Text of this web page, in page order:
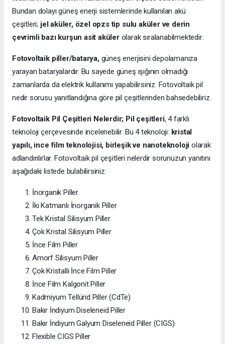
Bundan dolayı güneş enerji sistemlerinde kullanılan akü
çeşitleri; jel aküler, özel opzs tip sulu aküler ve derin
çevrimli bazı kurşun asit akülerolarak sıralanabilmektedir.
Fotovoltaik piller/batarya,güneş enerjisini depolamanıza
yarayan bataryalardır. Bu sayede güneş ışığının olmadığı
zamanlarda da elektrik kullanımı yapabilirsiniz. Fotovoltaik pil
nedir sorusu yanıtlandığına göre pil çeşitlerinden bahsedebiliriz.
Fotovoltaik Pil Çeşitleri Nelerdir; Pil çeşitleri, 4 farklı
teknoloji çerçevesinde incelenebilir. Bu 4 teknoloji: kristal
yapılı, ince film teknolojisi, birleşik ve nanoteknoloji olarak
adlandırılırlar. Fotovoltaik pil çeşitleri nelerdir sorunuzun yanıtını
aşağıdaki listede bulabilirsiniz.
İnorganik Piller
İki Katmanlı İnorganik Piller
Tek Kristal Silisyum Piller
Çok Kristal Silisyum Piller
İnce Film Piller
Amorf Silisyum Piller
Çok Kristalli İnce Film Piller
İnce Film Kalgonit Piller
Kadmiyum Tellürid Piller (CdTe)
Bakır İndiyum Diseleneid Piller
Bakır İndiyum Galyum Diseleneid Piller (CIGS)
Flexible CIGS Piller